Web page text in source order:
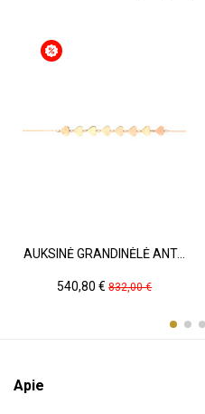
AUKSINĖ GRANDINĖLĖ ANT...
Kaina
540,80 € Pradinė
832,00 €
Apie